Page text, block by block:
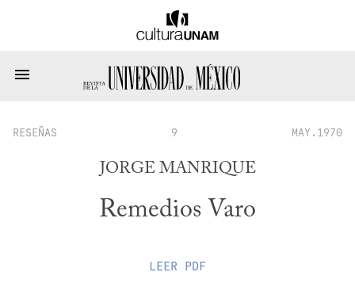
RESEÑAS 9 MAY.1970
JORGE MANRIQUE
Remedios Varo
LEER PDF